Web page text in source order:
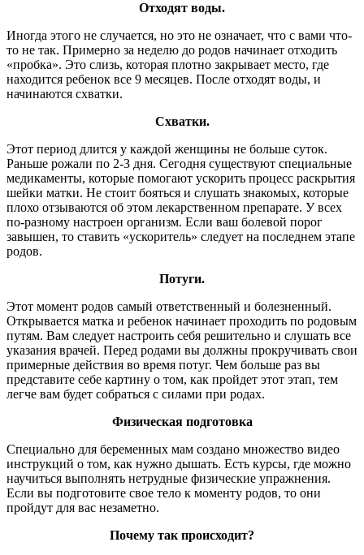
Отходят воды.
Иногда этого не случается, но это не означает, что с вами что-
то не так. Примерно за неделю до родов начинает отходить
«пробка». Это слизь, которая плотно закрывает место, где
находится ребенок все 9 месяцев. После отходят воды, и
начинаются схватки.
Схватки.
Этот период длится у каждой женщины не больше суток.
Раньше рожали по 2-3 дня. Сегодня существуют специальные
медикаменты, которые помогают ускорить процесс раскрытия
шейки матки. Не стоит бояться и слушать знакомых, которые
плохо отзываются об этом лекарственном препарате. У всех
по-разному настроен организм. Если ваш болевой порог
завышен, то ставить «ускоритель» следует на последнем этапе
родов.
Потуги.
Этот момент родов самый ответственный и болезненный.
Открывается матка и ребенок начинает проходить по родовым
путям. Вам следует настроить себя решительно и слушать все
указания врачей. Перед родами вы должны прокручивать свои
примерные действия во время потуг. Чем больше раз вы
представите себе картину о том, как пройдет этот этап, тем
легче вам будет собраться с силами при родах.
Физическая подготовка
Специально для беременных мам создано множество видео
инструкций о том, как нужно дышать. Есть курсы, где можно
научиться выполнять нетрудные физические упражнения.
Если вы подготовите свое тело к моменту родов, то они
пройдут для вас незаметно.
Почему так происходит?